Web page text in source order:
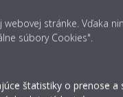
stránke. Vďaka
súbory Cookies".
štatistiky o prenose a